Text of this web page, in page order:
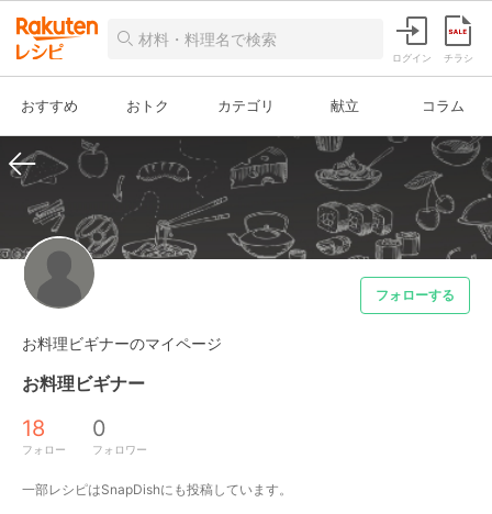
ログイン チラシ
おすすめ おトク カテゴリ 献立 コラム
フォローする
お料理ビギナーのマイページ
お料理ビギナー
18
フォロー
0
フォロワー
一部レシピはSnapDishにも投稿しています。